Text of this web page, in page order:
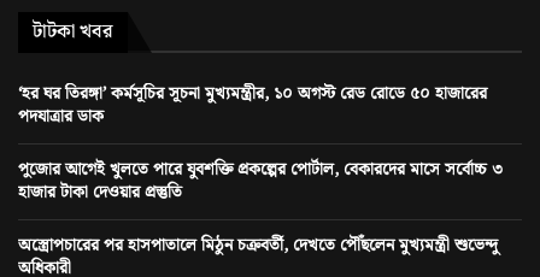
টাটকা খবর
‘হর ঘর তিরঙ্গা’ কর্মসূচির সূচনা মুখ্যমন্ত্রীর, ১০ অগস্ট রেড রোডে ৫০ হাজারের
পদযাত্রার ডাক
পুজোর আগেই খুলতে পারে যুবশক্তি প্রকল্পের পোর্টাল, বেকারদের মাসে সর্বোচ্চ ৩
হাজার টাকা দেওয়ার প্রস্তুতি
অস্ত্রোপচারের পর হাসপাতালে মিঠুন চক্রবর্তী, দেখতে পৌঁছলেন মুখ্যমন্ত্রী শুভেন্দু
অধিকারী